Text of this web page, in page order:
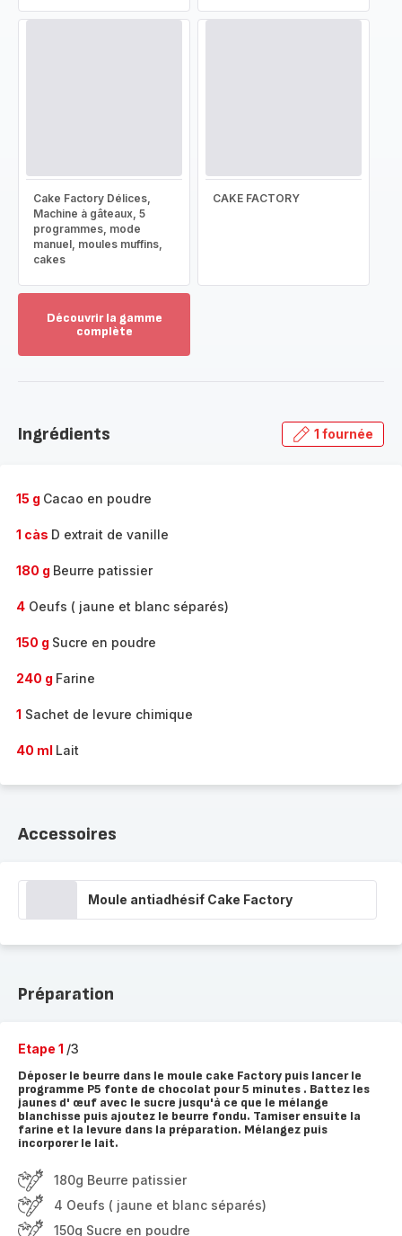
Cake Factory Délices,
Machine à gâteaux, 5
programmes, mode
manuel, moules muffins,
cakes
CAKE FACTORY
Découvrir la gamme
complète
gamme
Ingrédients 1 fournée
15 g Cacao en poudre
1 càs D extrait de vanille
180 g Beurre patissier
4 Oeufs ( jaune et blanc séparés)
150 g Sucre en poudre
240 g Farine
1 Sachet de levure chimique
40 ml Lait
Accessoires
Moule antiadhésif Cake Factory
Préparation
Etape 1 /3
Déposer le beurre dans le moule cake Factory puis lancer le
programme P5 fonte de chocolat pour 5 minutes . Battez les
jaunes d' œuf avec le sucre jusqu'à ce que le mélange
blanchisse puis ajoutez le beurre fondu. Tamiser ensuite la
farine et la levure dans la préparation. Mélangez puis
incorporer le lait.
180g Beurre patissier
4 Oeufs ( jaune et blanc séparés)
150g Sucre en poudre